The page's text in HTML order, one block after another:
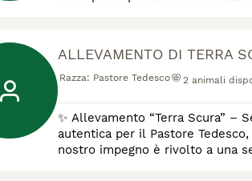
ALLEVAMENTO DI TERRA
Razza: Pastore Tedesco 2 animali
✨ Allevamento “Terra Scura” – Selezione e
autentica per il Pastore
nostro impegno è rivolto a una